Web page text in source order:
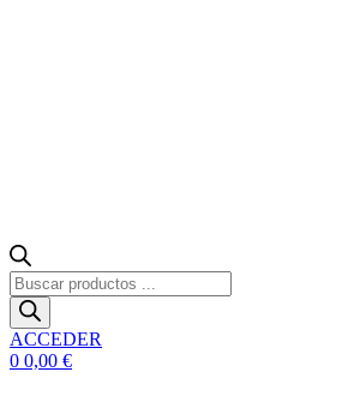
Búsqueda
de
productos
ACCEDER
0 0,00 €